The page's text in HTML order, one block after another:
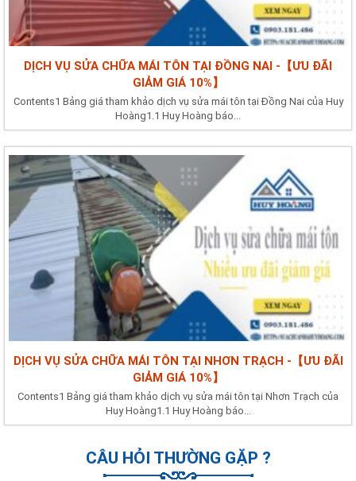
DỊCH VỤ SỬA CHỮA MÁI TÔN TẠI ĐỒNG NAI -【ƯU ĐÃI
GIẢM GIÁ 10%】
Contents1 Bảng giá tham khảo dịch vụ sửa mái tôn tại Đồng Nai của Huy
Hoàng1.1 Huy Hoàng báo...
DỊCH VỤ SỬA CHỮA MÁI TÔN TẠI NHƠN TRẠCH -【ƯU ĐÃI
GIẢM GIÁ 10%】
Contents1 Bảng giá tham khảo dịch vụ sửa mái tôn tại Nhơn Trạch của
Huy Hoàng1.1 Huy Hoàng báo...
CÂU HỎI THƯỜNG GẶP ?